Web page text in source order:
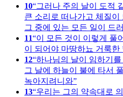
10 그러나 주의 날이 도적
큰 소리로 떠나가고 체질
그 중에 있는 모든 일이 드
11 이 모든 것이 이렇게 풀
이 되어야 마땅하뇨 거룩한
12 하나님의 날이 임하기
그 날에 하늘이 불에 타서
녹아지려니와
13 우리는 그의 약속대로